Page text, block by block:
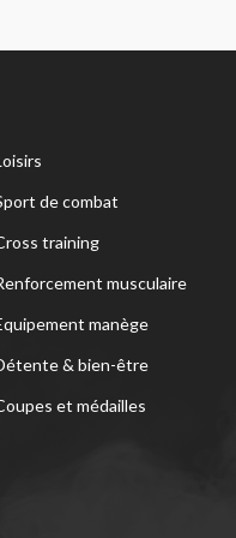
de combat
training
musculaire
manège
& bien-être
et médailles